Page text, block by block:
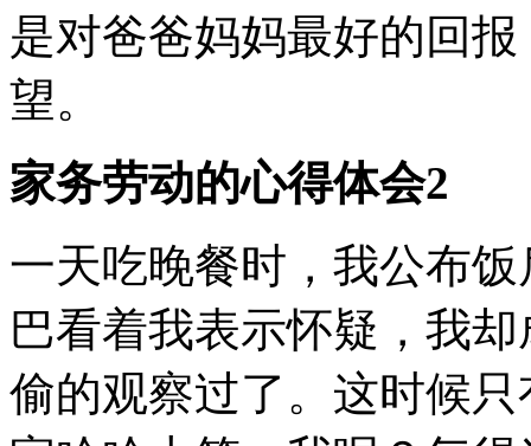
是对爸爸妈妈最好的回
望。
家务劳动的心得体会2
一天吃晚餐时，我公布
巴看着我表示怀疑，我
偷的观察过了。这时候